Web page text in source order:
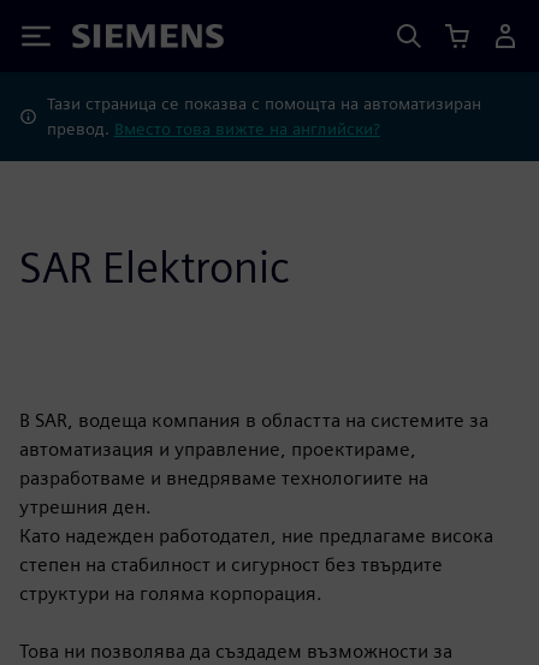
Siemens
Тази страница се показва с помощта на автоматизиран
превод. Вместо това вижте на английски?
SAR Elektronic
В SAR, водеща компания в областта на системите за
автоматизация и управление, проектираме,
разработваме и внедряваме технологиите на
утрешния ден.
Като надежден работодател, ние предлагаме висока
степен на стабилност и сигурност без твърдите
структури на голяма корпорация.
Това ни позволява да създадем възможности за